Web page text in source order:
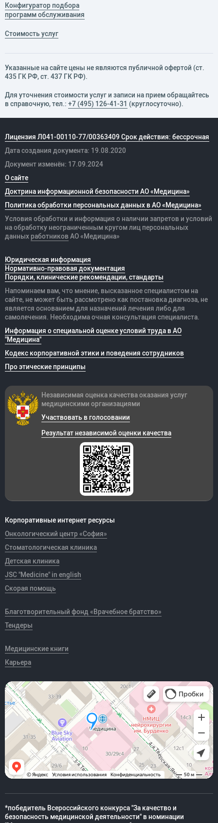
Конфигуратор подбора
программ обслуживания
Стоимость услуг
Указанные на сайте цены не являются публичной офертой (ст.
435 ГК РФ, cт. 437 ГК РФ).
Для уточнения стоимости услуг и записи на прием обращайтесь
в справочную, тел.: +7 (495) 126-41-31 (круглосуточно).
Лицензия Л041-00110-77/00363409 Срок действия: бессрочная
Дата создания документа: 19.08.2020
Документ изменён: 17.09.2024
О сайте
Доктрина информационной безопасности АО «Медицина»
Политика обработки персональных данных в АО «Медицина»
Условия обработки и информация о наличии запретов и условий
на обработку неограниченным кругом лиц персональных
данных работников АО «Медицина»
Юридическая информация
Нормативно-правовая документация
Порядки, клинические рекомендации, стандарты
Напоминаем вам, что мнение, высказанное специалистом на
сайте, не может быть рассмотрено как постановка диагноза, не
является основанием для назначений лечения либо для
самолечения. Необходима очная консультация специалиста.
Информация о специальной оценке условий труда в АО
"Медицина"
Кодекс корпоративной этики и поведения сотрудников
Про этические принципы
Корпоративные интернет ресурсы
Онкологический центр «София»
Стоматологическая клиника
Детская клиника
JSC "Medicine" in english
Скорая помощь
Благотворительный фонд «Врачебное братство»
Тендеры
Медицинские книги
Карьера
Независимая оценка качества оказания услуг
медицинскими организациями
Участвовать в голосовании
Результат независимой оценки качества
*победитель Всероссийского конкурса "За качество и
безопасность медицинской деятельности" в номинации